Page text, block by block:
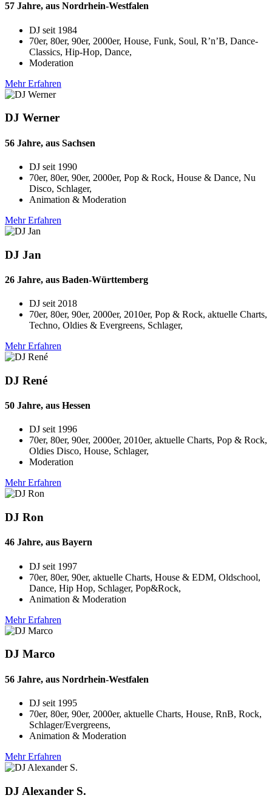
57 Jahre, aus Nordrhein-Westfalen
DJ seit 1984
70er, 80er, 90er, 2000er, House, Funk, Soul, R’n’B, Dance-
Classics, Hip-Hop, Dance,
Moderation
Mehr Erfahren
DJ Werner
56 Jahre, aus Sachsen
DJ seit 1990
70er, 80er, 90er, 2000er, Pop & Rock, House & Dance, Nu
Disco, Schlager,
Animation & Moderation
Mehr Erfahren
DJ Jan
26 Jahre, aus Baden-Württemberg
DJ seit 2018
70er, 80er, 90er, 2000er, 2010er, Pop & Rock, aktuelle Charts,
Techno, Oldies & Evergreens, Schlager,
Mehr Erfahren
DJ René
50 Jahre, aus Hessen
DJ seit 1996
70er, 80er, 90er, 2000er, 2010er, aktuelle Charts, Pop & Rock,
Oldies Disco, House, Schlager,
Moderation
Mehr Erfahren
DJ Ron
46 Jahre, aus Bayern
DJ seit 1997
70er, 80er, 90er, aktuelle Charts, House & EDM, Oldschool,
Dance, Hip Hop, Schlager, Pop&Rock,
Animation & Moderation
Mehr Erfahren
DJ Marco
56 Jahre, aus Nordrhein-Westfalen
DJ seit 1995
70er, 80er, 90er, 2000er, aktuelle Charts, House, RnB, Rock,
Schlager/Evergreens,
Animation & Moderation
Mehr Erfahren
DJ Alexander S.